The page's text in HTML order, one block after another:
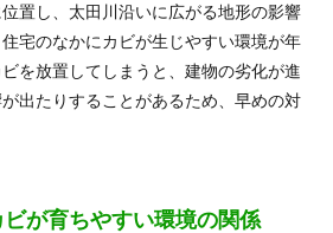
置し、太田川沿いに広がる地形の影響
宅のなかにカビが生じやすい環境が年
を放置してしまうと、建物の劣化が進
出たりすることがあるため、早めの対
が育ちやすい環境の関係